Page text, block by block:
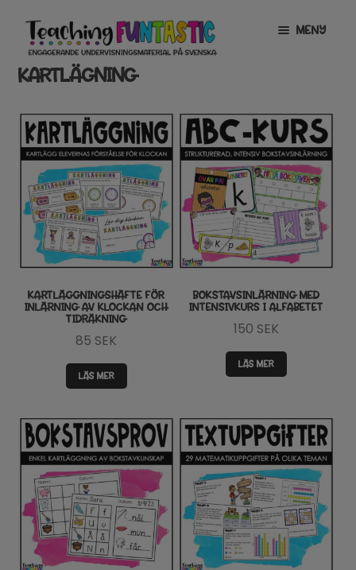
Hoppa
till
navigering
Gå
till
innehåll
MENY
INFO
MITT KONTO
GRATISMATERIAL
EXPANDERA
UNDERMENY
BUTIK
LICENSER
EXPANDERA
UNDERMENY
TIPSHÖRNAN
KARTLÄGNING
KARTLÄGGNINGSHÄFTE FÖR
INLÄRNING AV KLOCKAN OCH
TIDRÄKNING
85 SEK
LÄS MER
BOKSTAVSINLÄRNING MED
INTENSIVKURS I ALFABETET
150 SEK
LÄS MER